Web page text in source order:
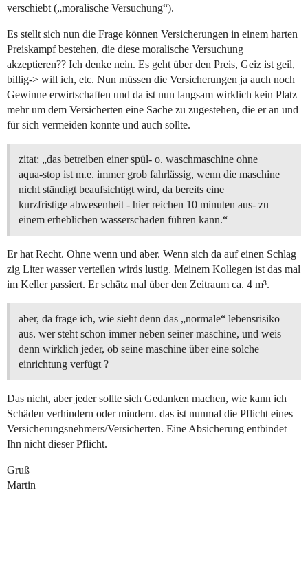
verschiebt („moralische Versuchung“).
Es stellt sich nun die Frage können Versicherungen in einem harten
Preiskampf bestehen, die diese moralische Versuchung
akzeptieren?? Ich denke nein. Es geht über den Preis, Geiz ist geil,
billig-> will ich, etc. Nun müssen die Versicherungen ja auch noch
Gewinne erwirtschaften und da ist nun langsam wirklich kein Platz
mehr um dem Versicherten eine Sache zu zugestehen, die er an und
für sich vermeiden konnte und auch sollte.
zitat: „das betreiben einer spül- o. waschmaschine ohne
aqua-stop ist m.e. immer grob fahrlässig, wenn die maschine
nicht ständigt beaufsichtigt wird, da bereits eine
kurzfristige abwesenheit - hier reichen 10 minuten aus- zu
einem erheblichen wasserschaden führen kann.“
Er hat Recht. Ohne wenn und aber. Wenn sich da auf einen Schlag
zig Liter wasser verteilen wirds lustig. Meinem Kollegen ist das mal
im Keller passiert. Er schätz mal über den Zeitraum ca. 4 m³.
aber, da frage ich, wie sieht denn das „normale“ lebensrisiko
aus. wer steht schon immer neben seiner maschine, und weis
denn wirklich jeder, ob seine maschine über eine solche
einrichtung verfügt ?
Das nicht, aber jeder sollte sich Gedanken machen, wie kann ich
Schäden verhindern oder mindern. das ist nunmal die Pflicht eines
Versicherungsnehmers/Versicherten. Eine Absicherung entbindet
Ihn nicht dieser Pflicht.
Gruß
Martin